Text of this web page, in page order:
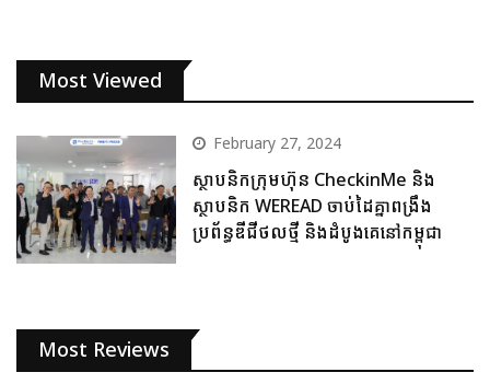
Most Viewed
February 27, 2024
ស្ថាបនិកក្រុមហ៊ុន CheckinMe និង
ស្ថាបនិក WEREAD ចាប់ដៃគ្នាពង្រឹង
ប្រព័ន្ធឌីជីថលថ្មី និងដំបូងគេនៅកម្ពុជា
Most Reviews